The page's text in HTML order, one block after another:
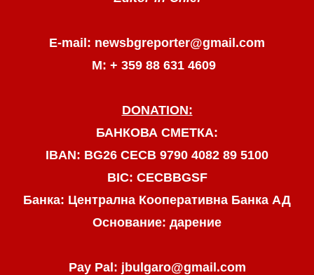
E-mail: newsbgreporter@gmail.com
М: + 359 88 631 4609
DONATION:
БАНКОВА СМЕТКА:
IBAN: BG26 CECB 9790 4082 89 5100
BIC: CECBBGSF
Банка: Централна Кооперативна Банка АД
Основание: дарение
Pay Pal: jbulgaro@gmail.com